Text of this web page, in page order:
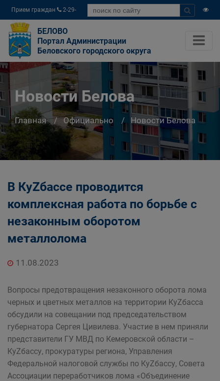
Прием граждан
2-29-
04
БЕЛОВО
Портал Администрации
Беловского городского округа
Новости Белова
Главная Официально Новости Белова
В КуZбассе проводится
комплексная работа по борьбе с
незаконным оборотом
металлолома
11.08.2023
Вопросы предотвращения незаконного оборота лома
черных и цветных металлов на территории КуZбасса
обсудили на совещании под председательством
губернатора Сергея Цивилева. Участие в нем приняли
представители ГУ МВД по Кемеровской области –
КуZбассу, прокуратуры региона, Управления
Федеральной налоговой службы по КуZбассу, Совета
Ассоциации переработчиков лома «Объединение